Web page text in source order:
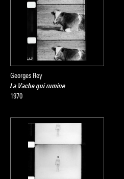
Georges Rey
La Vache qui rumine
1970